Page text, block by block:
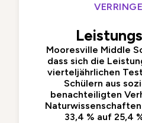
Mooresville Middle
dass sich die
vierteljährlichen
Schülern aus
benachteiligten
33,4 % auf 25,4